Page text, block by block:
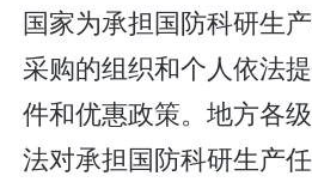
国家为承担国防科研生
采购的组织和个人依法
件和优惠政策。地方各
法对承担国防科研生产